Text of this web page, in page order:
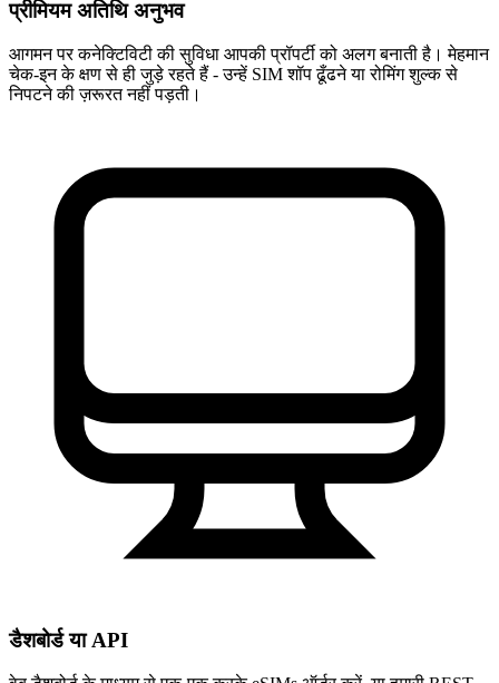
प्रीमियम अतिथि अनुभव
आगमन पर कनेक्टिविटी की सुविधा आपकी प्रॉपर्टी को अलग बनाती है। मेहमान
चेक-इन के क्षण से ही जुड़े रहते हैं - उन्हें SIM शॉप ढूँढने या रोमिंग शुल्क से
निपटने की ज़रूरत नहीं पड़ती।
डैशबोर्ड या API